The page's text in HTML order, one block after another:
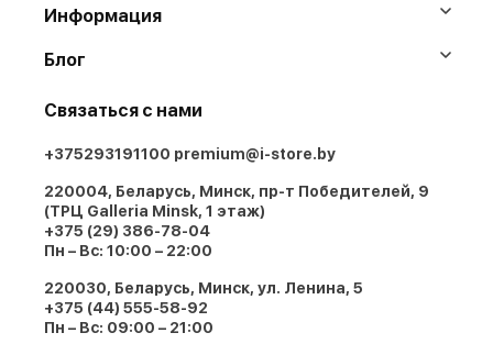
Информация
Блог
Связаться с нами
+375293191100 premium@i-store.by
220004, Беларусь, Минск, пр-т Победителей, 9
(ТРЦ Galleria Minsk, 1 этаж)
+375 (29) 386-78-04
Пн – Вс: 10:00 – 22:00
220030, Беларусь, Минск, ул. Ленина, 5
+375 (44) 555-58-92
Пн – Вс: 09:00 – 21:00